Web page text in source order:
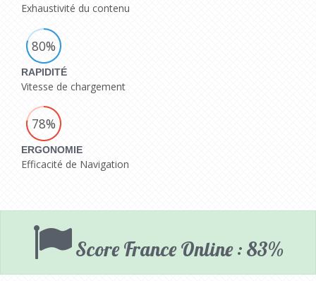
Exhaustivité du contenu
80%
RAPIDITÉ
Vitesse de chargement
78%
ERGONOMIE
Efficacité de Navigation
Score France Online : 83%